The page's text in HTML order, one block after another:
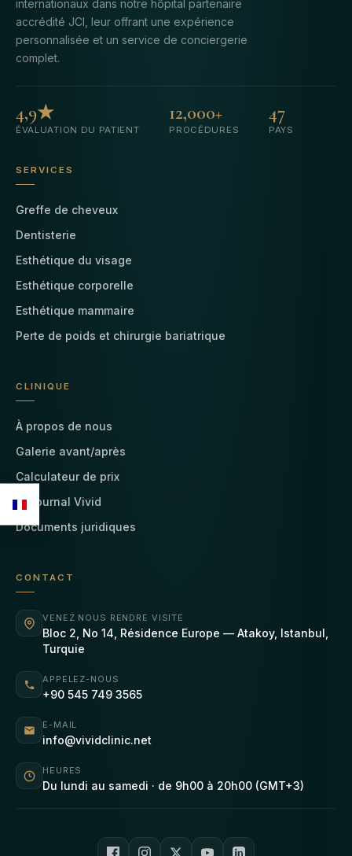
internationaux dans notre hôpital partenaire
accrédité JCI, leur offrant une expérience
personnalisée et un service de conciergerie
complet.
4,9★
ÉVALUATION DU PATIENT
12,000+
PROCÉDURES
47
PAYS
SERVICES
Greffe de cheveux
Dentisterie
Esthétique du visage
Esthétique corporelle
Esthétique mammaire
Perte de poids et chirurgie bariatrique
CLINIQUE
À propos de nous
Galerie avant/après
Calculateur de prix
Le journal Vivid
Documents juridiques
CONTACT
VENEZ NOUS RENDRE VISITE
Bloc 2, No 14, Résidence Europe — Atakoy, Istanbul,
Turquie
APPELEZ-NOUS
+90 545 749 3565
E-MAIL
info@vividclinic.net
HEURES
Du lundi au samedi · de 9h00 à 20h00 (GMT+3)